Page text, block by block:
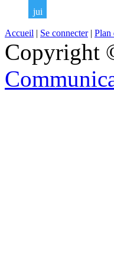
jui
Accueil | Se connecter| Plan
Copyright